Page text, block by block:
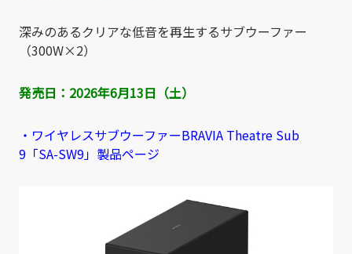
深みのあるクリアな低音を再生するサブウーファー
（300W×2）
発売日： 2026年6月13日（土）
・ワイヤレスサブウーファーBRAVIA Theatre Sub
9「SA-SW9」製品ページ